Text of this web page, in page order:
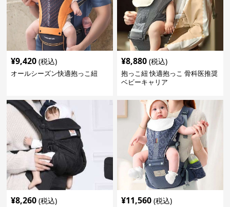
¥9,420 (税込)
オールシーズン快適抱っこ紐
¥8,880 (税込)
抱っこ紐 快適抱っこ 骨科医推奨
ベビーキャリア
¥8,260 (税込) ¥11,560 (税込)